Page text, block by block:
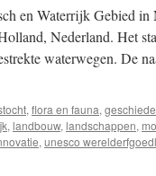
en Waterrijk Gebied in
Nederland. Het
waterwegen. De
, flora en fauna,
, landbouw, landschappen,
, unesco